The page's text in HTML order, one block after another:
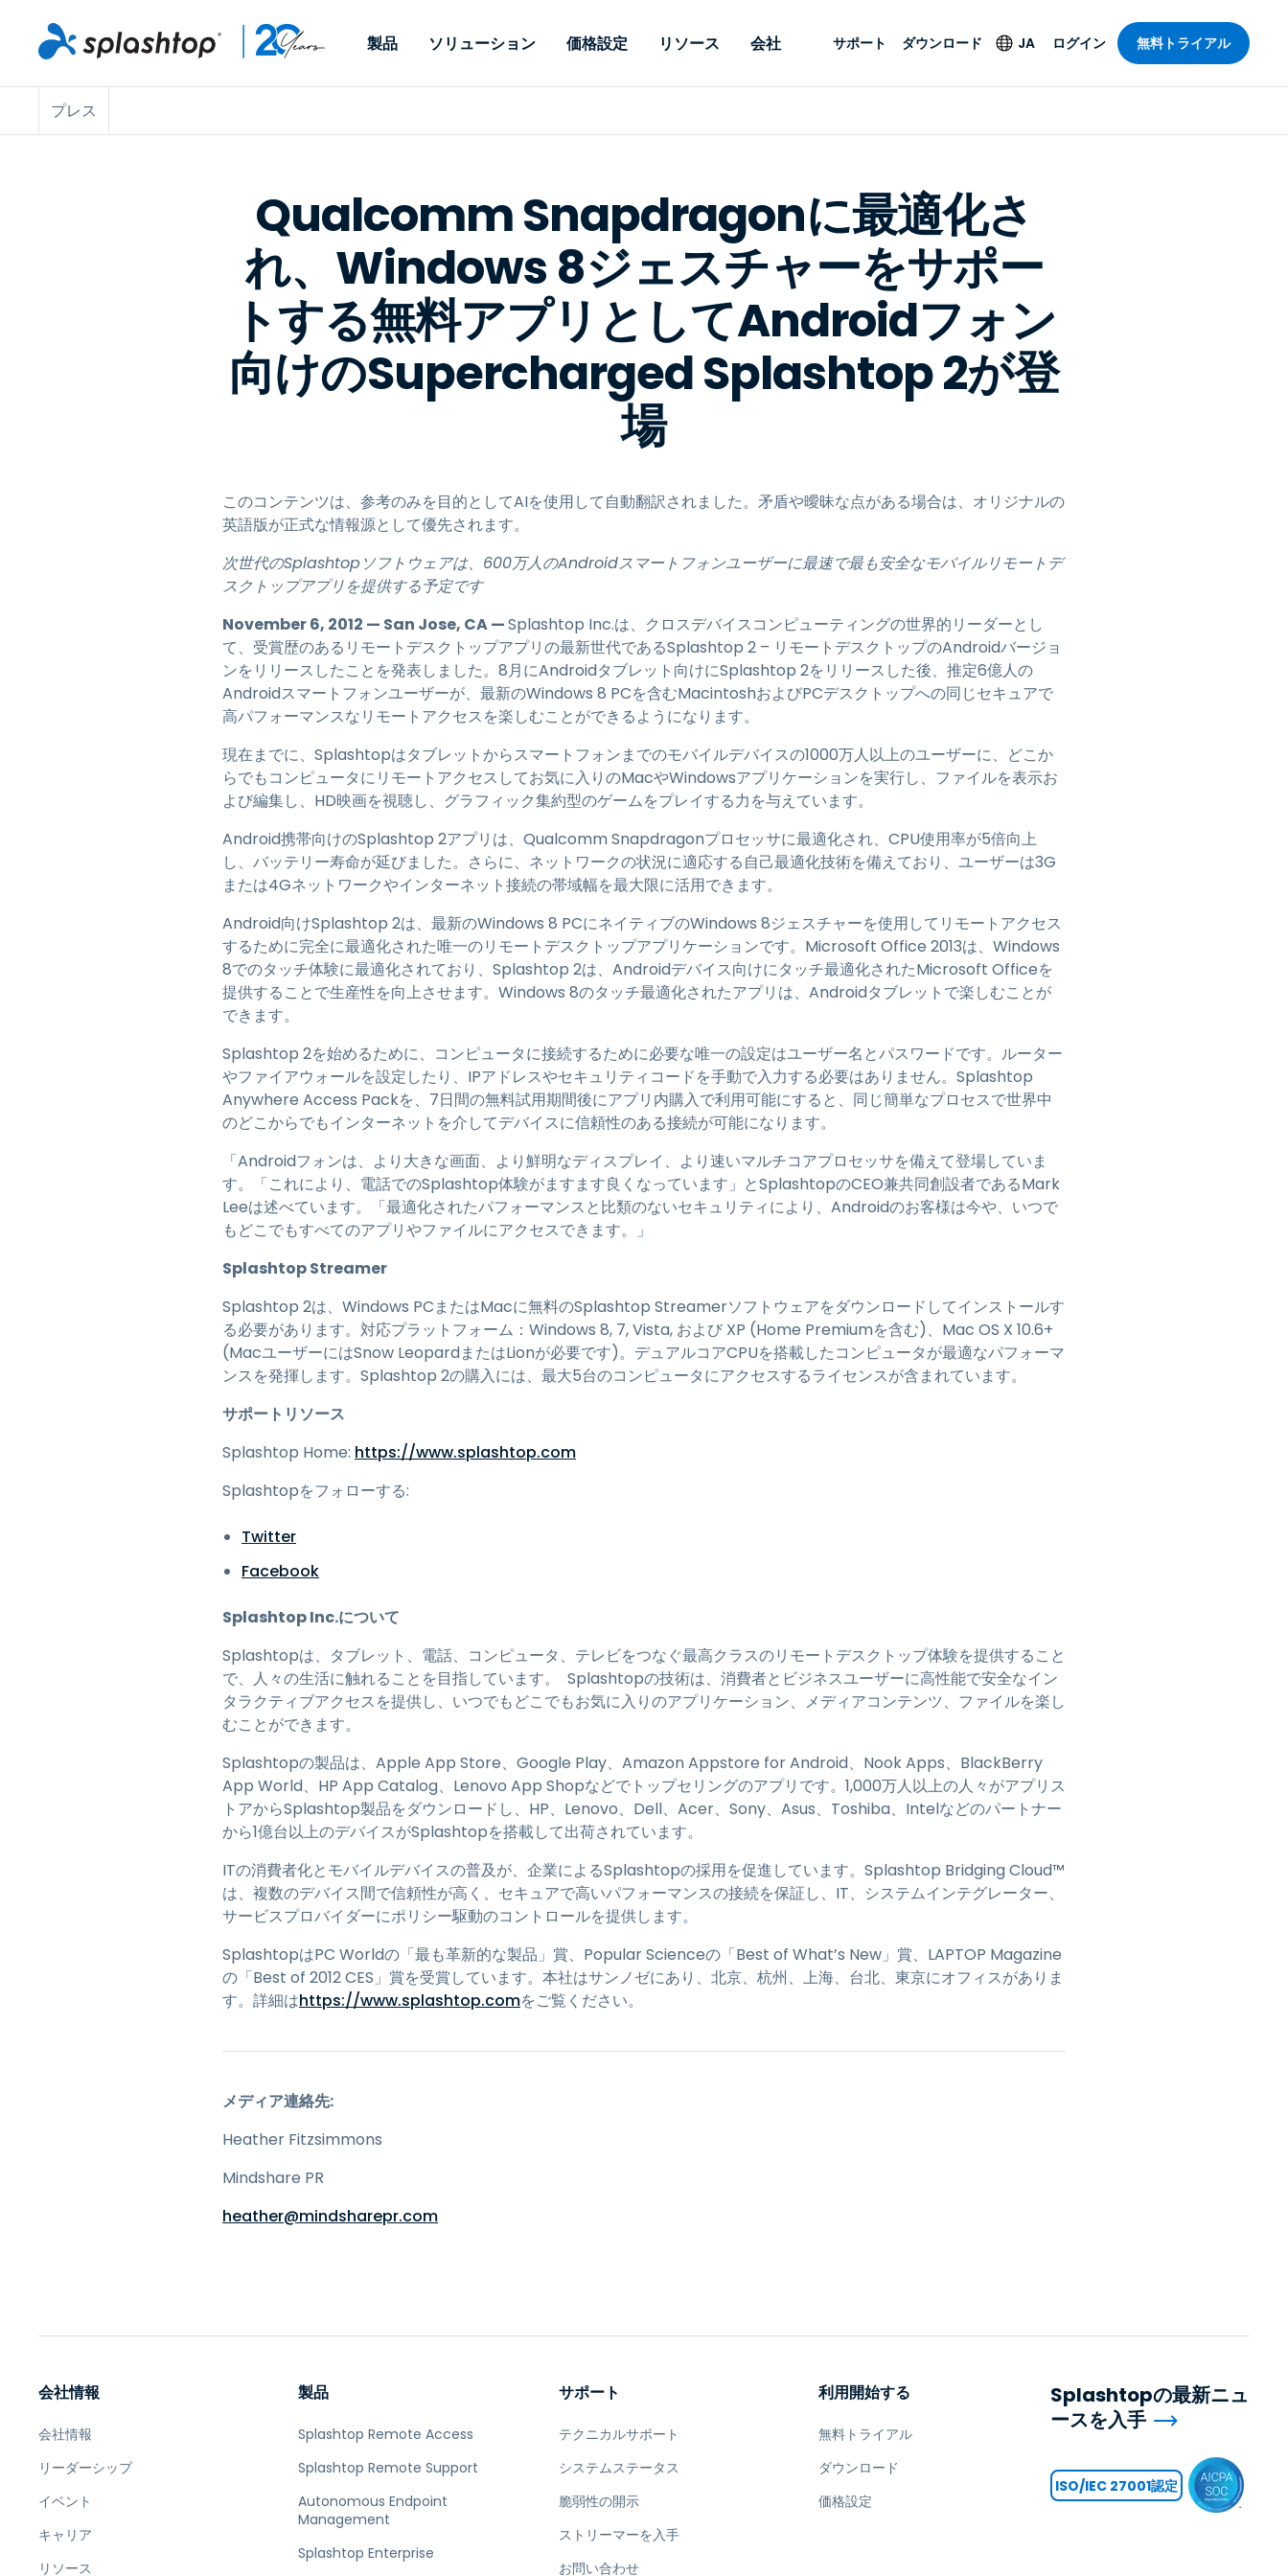
製品
ューターにアクセスできま
ます。リアルタイムのパッ
チ管理はアドオンとして利
用できます。オンプレミス
オプションが利用可能で
リアルタイムのパッチ適
用、自動化、完全な可視性
と制御を提供し、ITプロフ
ェッショナルがデバイスを
リモートで監視、管理、保
レードのリモートアクセス
とリモートサポート。オン
プレミスオプションが利用
可能です。
エンドポイントの検出
と対応
Foxpass Wi-Fiアクセ
ス＆コントロール
ゼロトラストセキュア
ワークスペース
Shield（詐欺対策）
すべての製品
ソリューション
エンドポイント管理とセキュ
リティ
OEM
Intuneをさらに強力に
リスクとコンプライアンス
RDP/VPNの代替製品
VDI/DaaSの代替製品
オンプレミス展開
IoTのリモートサポート
フィールドサポート
RDP/SSH/VNCによるリモー
リモートラボアクセス
メディア＆エンターテインメ
ント
医療
小売り
政府および公共部門
アーキテクチャとデザイン
財務・会計
価格設定 リソース
リモートアクセス
リモート学習
すべてのユースケースを見る
競合他社との比較
データシート
デモ動画
ウェビナー
すべてのタイプを見る
メディア＆エンターテインメ
ント
MSP
小売り
テクノロジー
すべての業界を見る
会社
イベント
お問い合わせ
受賞歴
サポート
システムステータス
ダウンロード JA
Deutsch
Español
Français
Italiano
Nederlands
Português
简体中文
ภาษาไทย
ログイン 無料トライアル
プレス
Qualcomm Snapdragonに最適化さ
れ、Windows 8ジェスチャーをサポー
トする無料アプリとしてAndroidフォン
向けのSupercharged Splashtop 2が登
場
このコンテンツは、参考のみを目的としてAIを使用して自動翻訳されました。矛盾や曖昧な点がある場合は、オリジナルの
英語版が正式な情報源として優先されます。
次世代のSplashtopソフトウェアは、600万人のAndroidスマートフォンユーザーに最速で最も安全なモバイルリモートデ
スクトップアプリを提供する予定です
November 6, 2012 — San Jose, CA —Splashtop Inc.は、クロスデバイスコンピューティングの世界的リーダーとし
て、受賞歴のあるリモートデスクトップアプリの最新世代であるSplashtop 2 – リモートデスクトップのAndroidバージョ
ンをリリースしたことを発表しました。8月にAndroidタブレット向けにSplashtop 2をリリースした後、推定6億人の
Androidスマートフォンユーザーが、最新のWindows 8 PCを含むMacintoshおよびPCデスクトップへの同じセキュアで
高パフォーマンスなリモートアクセスを楽しむことができるようになります。
現在までに、Splashtopはタブレットからスマートフォンまでのモバイルデバイスの1000万人以上のユーザーに、どこか
らでもコンピュータにリモートアクセスしてお気に入りのMacやWindowsアプリケーションを実行し、ファイルを表示お
よび編集し、HD映画を視聴し、グラフィック集約型のゲームをプレイする力を与えています。
Android携帯向けのSplashtop 2アプリは、Qualcomm Snapdragonプロセッサに最適化され、CPU使用率が5倍向上
し、バッテリー寿命が延びました。さらに、ネットワークの状況に適応する自己最適化技術を備えており、ユーザーは3G
または4Gネットワークやインターネット接続の帯域幅を最大限に活用できます。
Android向けSplashtop 2は、最新のWindows 8 PCにネイティブのWindows 8ジェスチャーを使用してリモートアクセス
するために完全に最適化された唯一のリモートデスクトップアプリケーションです。Microsoft Office 2013は、Windows
8でのタッチ体験に最適化されており、Splashtop 2は、Androidデバイス向けにタッチ最適化されたMicrosoft Officeを
提供することで生産性を向上させます。Windows 8のタッチ最適化されたアプリは、Androidタブレットで楽しむことが
できます。
Splashtop 2を始めるために、コンピュータに接続するために必要な唯一の設定はユーザー名とパスワードです。ルーター
やファイアウォールを設定したり、IPアドレスやセキュリティコードを手動で入力する必要はありません。Splashtop
Anywhere Access Packを、 7日間の無料試用期間後にアプリ内購入で利用可能にすると、同じ簡単なプロセスで世界中
のどこからでもインターネットを介してデバイスに信頼性のある接続が可能になります。
「Androidフォンは、より大きな画面、より鮮明なディスプレイ、より速いマルチコアプロセッサを備えて登場していま
す。「これにより、電話でのSplashtop体験がますます良くなっています」とSplashtopのCEO兼共同創設者であるMark
Leeは述べています。「最適化されたパフォーマンスと比類のないセキュリティにより、Androidのお客様は今や、いつで
もどこでもすべてのアプリやファイルにアクセスできます。」
Splashtop Streamer
Splashtop 2は、Windows PCまたはMacに無料のSplashtop Streamerソフトウェアをダウンロードしてインストールす
る必要があります。対応プラットフォーム：Windows 8, 7, Vista, および XP (Home Premiumを含む)、Mac OS X 10.6+
(MacユーザーにはSnow LeopardまたはLionが必要です)。デュアルコアCPUを搭載したコンピュータが最適なパフォーマ
ンスを発揮します。Splashtop 2の購入には、最大5台のコンピュータにアクセスするライセンスが含まれています。
サポートリソース
Splashtop Home: https://www.splashtop.com
Splashtopをフォローする:
Twitter
Facebook
Splashtop Inc.について
Splashtopは、タブレット、電話、コンピュータ、テレビをつなぐ最高クラスのリモートデスクトップ体験を提供すること
で、人々の生活に触れることを目指しています。 Splashtopの技術は、消費者とビジネスユーザーに高性能で安全なイン
タラクティブアクセスを提供し、いつでもどこでもお気に入りのアプリケーション、メディアコンテンツ、ファイルを楽し
むことができます。
Splashtopの製品は、Apple App Store、Google Play、Amazon Appstore for Android、Nook Apps、BlackBerry
App World、HP App Catalog、Lenovo App Shopなどでトップセリングのアプリです。1,000万人以上の人々がアプリス
トアからSplashtop製品をダウンロードし、HP、Lenovo、Dell、Acer、Sony、Asus、Toshiba、Intelなどのパートナー
から1億台以上のデバイスがSplashtopを搭載して出荷されています。
ITの消費者化とモバイルデバイスの普及が、企業によるSplashtopの採用を促進しています。Splashtop Bridging Cloud™
は、複数のデバイス間で信頼性が高く、セキュアで高いパフォーマンスの接続を保証し、IT、システムインテグレーター、
サービスプロバイダーにポリシー駆動のコントロールを提供します。
SplashtopはPC Worldの「最も革新的な製品」賞、Popular Scienceの「Best of What’s New」賞、LAPTOP Magazine
の「Best of 2012 CES」賞を受賞しています。本社はサンノゼにあり、北京、杭州、上海、台北、東京にオフィスがありま
す。詳細はhttps://www.splashtop.comをご覧ください。
メディア連絡先:
Heather Fitzsimmons
Mindshare PR
heather@mindsharepr.com
会社情報
会社情報
リーダーシップ
イベント
キャリア
リソース
製品
Splashtop Remote Access
Splashtop Remote Support
Autonomous Endpoint
Management
Splashtop Enterprise
サポート
テクニカルサポート
システムステータス
脆弱性の開示
ストリーマーを入手
お問い合わせ
利用開始する
無料トライアル
ダウンロード
価格設定
Splashtopの最新ニュ
ースを入手
ISO/IEC 27001認定